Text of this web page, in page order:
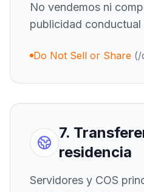
No vendemos ni
publicidad
Do Not Sell or Share (/
7.
residencia
Servidores y COS